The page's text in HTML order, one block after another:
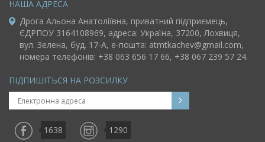
НАША АДРЕСА
Дрога Альона Анатоліївна, приватний підприємець,
ЄДРПОУ 3164108969, адреса: Україна, 37200, Лохвиця,
вул. Зелена, буд. 17-A, e-пошта: atmtkachev@gmail.com,
номера телефонів: +38 063 656 17 66, +38 067 239 57 24.
ПІДПИШІТЬСЯ НА РОЗСИЛКУ
1638 1290